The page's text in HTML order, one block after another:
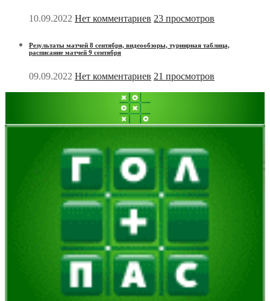
10.09.2022 Нет комментариев 23 просмотров
Результаты матчей 8 сентября, видеообзоры, турнирная таблица,
расписание матчей 9 сентября
09.09.2022 Нет комментариев 21 просмотров